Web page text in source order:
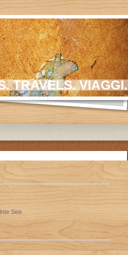
TRAVELS. VIAGGI.
See